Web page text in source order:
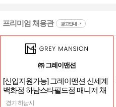
프리미엄 채용관 광고안내
㈜ 그레이맨션
[신입지원가능] 그레이맨션 신세계
백화점 하남스타필드점 매니저 채
용
경기 하남시